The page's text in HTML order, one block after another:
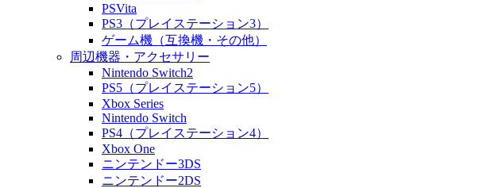
PSVita
PS3（プレイステーション3）
ゲーム機（互換機・その他）
周辺機器・アクセサリー
Nintendo Switch2
PS5（プレイステーション5）
Xbox Series
Nintendo Switch
PS4（プレイステーション4）
Xbox One
ニンテンドー3DS
ニンテンドー2DS